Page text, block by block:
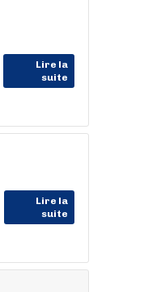
Lire la
suite
Lire la
suite